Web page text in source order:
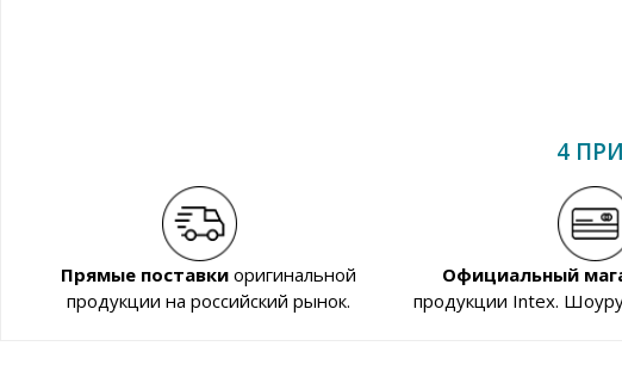
4
Прямые поставкиоригинальной
продукции на российский рынок.
Официальный
продукции Intex.